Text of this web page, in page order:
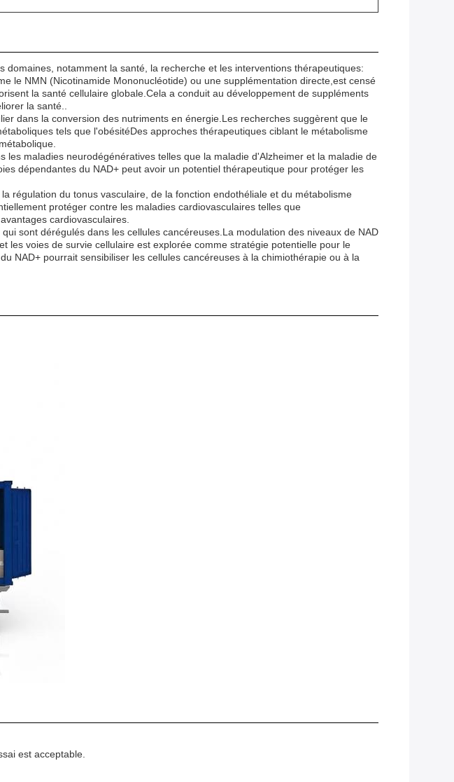
notamment la santé, la recherche et les interventions thérapeutiques:
le NMN (Nicotinamide Mononucléotide) ou une supplémentation directe,est censé
la santé cellulaire globale.Cela a conduit au développement de suppléments
la santé..
dans la conversion des nutriments en énergie.Les recherches suggèrent que le
tels que l'obésitéDes approches thérapeutiques ciblant le métabolisme
les maladies neurodégénératives telles que la maladie d'Alzheimer et la maladie de
dépendantes du NAD+ peut avoir un potentiel thérapeutique pour protéger les
régulation du tonus vasculaire, de la fonction endothéliale et du métabolisme
protéger contre les maladies cardiovasculaires telles que
cardiovasculaires.
sont dérégulés dans les cellules cancéreuses.La modulation des niveaux de NAD
les voies de survie cellulaire est explorée comme stratégie potentielle pour le
NAD+ pourrait sensibiliser les cellules cancéreuses à la chimiothérapie ou à la
est acceptable.